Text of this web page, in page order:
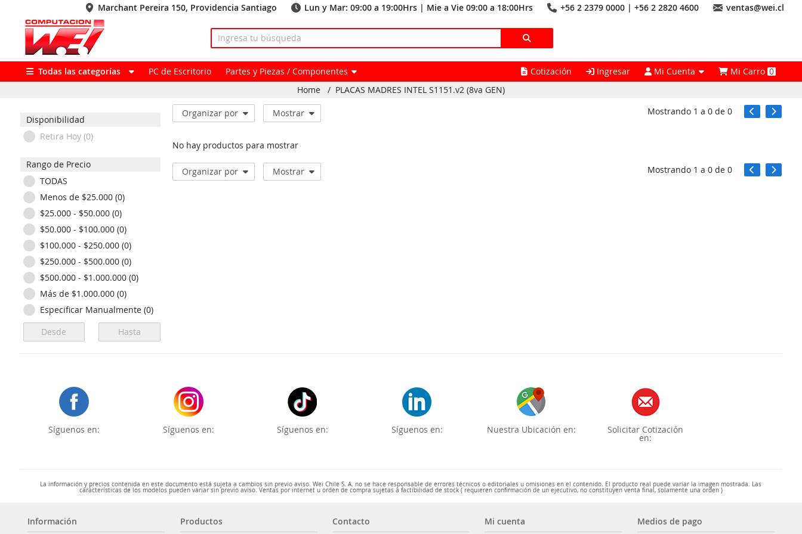
Marchant Pereira 150, Providencia Santiago Lun y Mar: 09:00 a 19:00Hrs | Mie a Vie 09:00 a 18:00Hrs +56 2 2379 0000 | +56 2 2820 4600 ventas@wei.cl
Todas las categorías PC de Escritorio Partes y Piezas / Componentes Cotización Ingresar Mi Cuenta Mi Carro0
Home
/ PLACAS MADRES INTEL S1151.v2 (8va GEN)
Disponibilidad
Retira Hoy (0)
Rango de Precio
TODAS
Menos de $25.000 (0)
$25.000 - $50.000 (0)
$50.000 - $100.000 (0)
$100.000 - $250.000 (0)
$250.000 - $500.000 (0)
$500.000 - $1.000.000 (0)
Más de $1.000.000 (0)
Especificar Manualmente (0)
Organizar por Mostrar Mostrando 1 a0 de0
No hay productos para mostrar
Organizar por Mostrar Mostrando 1 a0 de0
Síguenos en: Síguenos en: Síguenos en: Síguenos en: Nuestra Ubicación en: Solicitar Cotización
en:
La información y precios contenida en este documento está sujeta a cambios sin previo aviso. Wei Chile S. A. no se hace responsable de errores técnicos o editoriales u omisiones en el contenido. El producto real puede variar la imagen mostrada. Las
características de los modelos pueden variar sin previo aviso. Ventas por internet u orden de compra sujetas a factibilidad de stock ( requieren confirmación de un ejecutivo, no constituyen venta final, solamente una orden )
Información Productos Contacto Mi cuenta Medios de pago